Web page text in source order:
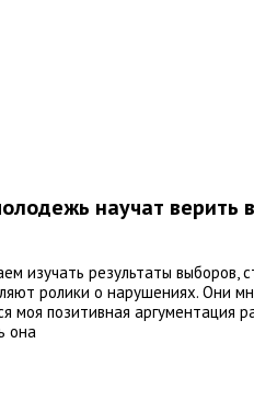
научат верить
изучать результаты выборов,
ролики о нарушениях. Они
моя позитивная аргументация
она